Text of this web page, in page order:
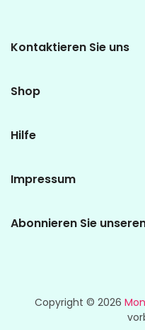
Kontaktieren Sie uns
Shop
Hilfe
Impressum
Abonnieren Sie
Copyright © 2026